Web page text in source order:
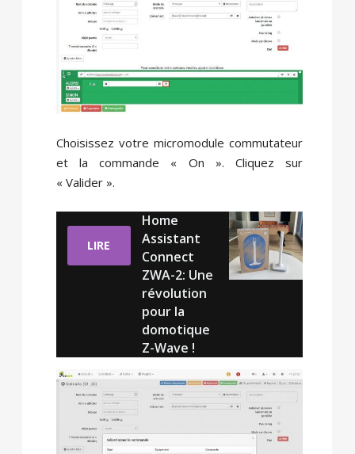
Choisissez votre micromodule commutateur
et la commande « On ». Cliquez sur
« Valider ».
LIRE
Home
Assistant
Connect
ZWA-2: Une
révolution
pour la
domotique
Z-Wave !